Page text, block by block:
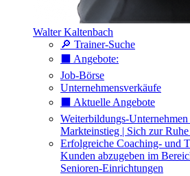
Walter Kaltenbach
🔎 Trainer-Suche
⬛️ Angebote:
Job-Börse
Unternehmensverkäufe
⬛️ Aktuelle Angebote
Weiterbildungs-
Markteinstieg | Sich zur
Erfolgreiche Coaching- und
Kunden abzugeben im
Senioren-Einrichtungen